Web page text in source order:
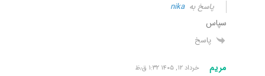
پاسخ بهnika
سپاس
پاسخ
مریم خرداد ۱۲, ۱۴۰۵ ۱:۳۲ ق٫ظ